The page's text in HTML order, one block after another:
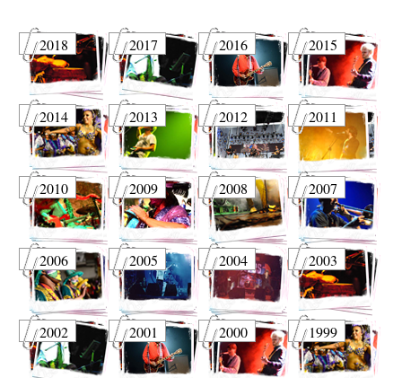
2018 2017 2016 2015
2014 2013 2012 2011
2010 2009 2008 2007
2006 2005 2004 2003
2002 2001 2000 1999